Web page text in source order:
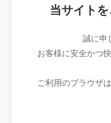
当サイト
誠に申
お客様に安全かつ
ご利用のブラウザ